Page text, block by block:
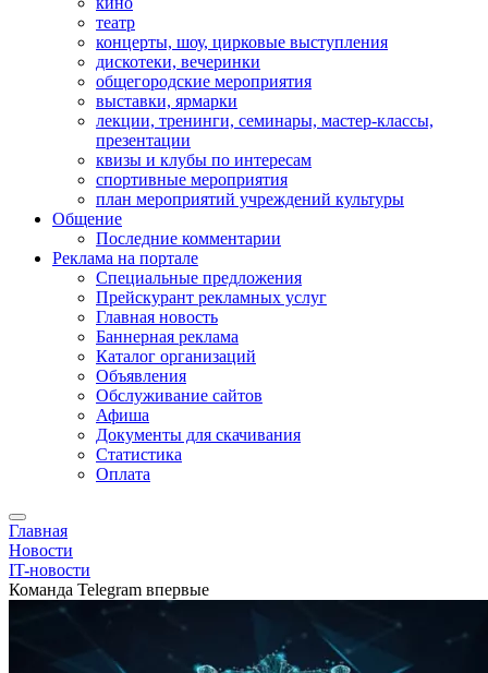
театр
концерты, шоу, цирковые выступления
дискотеки, вечеринки
общегородские мероприятия
выставки, ярмарки
лекции, тренинги, семинары, мастер-классы,
презентации
квизы и клубы по интересам
спортивные мероприятия
план мероприятий учреждений культуры
Общение
Последние комментарии
Реклама на портале
Специальные предложения
Прейскурант рекламных услуг
Главная новость
Баннерная реклама
Каталог организаций
Объявления
Обслуживание сайтов
Афиша
Документы для скачивания
Статистика
Оплата
Главная
Новости
IT-новости
Команда Telegram впервые